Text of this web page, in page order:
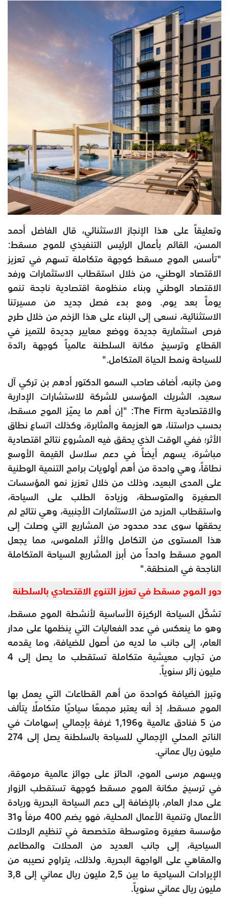
وتعليقاً على هذا الإنجاز الاستثنائي، قال الفاضل أحمد
المسن، القائم بأعمال الرئيس التنفيذي للموج مسقط:
"تأسس الموج مسقط كوجهة متكاملة تسهم في تعزيز
الاقتصاد الوطني، من خلال استقطاب الاستثمارات ورفد
الاقتصاد الوطني وبناء منظومة اقتصادية ناجحة تنمو
يوماً بعد يوم. ومع بدء فصل جديد من مسيرتنا
الاستثنائية، نسعى إلى البناء على هذا الزخم من خلال طرح
فرص استثمارية جديدة ووضع معايير جديدة للتميز في
القطاع وترسيخ مكانة السلطنة عالمياً كوجهة رائدة
للسياحة ونمط الحياة المتكامل."
ومن جانبه، أضاف صاحب السمو الدكتور أدهم بن تركي آل
سعيد، الشريك المؤسس للشركة للاستشارات الإدارية
والاقتصادية The Firm: "إن أهم ما يميّز الموج مسقط،
بحسب دراستنا، هو العزيمة والمثابرة، وكذلك اتساع نطاق
الأثر؛ ففي الوقت الذي يحقق فيه المشروع نتائج اقتصادية
مباشرة، يسهم أيضاً في دعم سلاسل القيمة الأوسع
نطاقاً، وهي واحدة من أهم أولويات برامج التنمية الوطنية
على المدى البعيد، وذلك من خلال تعزيز نمو المؤسسات
الصغيرة والمتوسطة، وزيادة الطلب على السياحة،
واستقطاب المزيد من الاستثمارات الأجنبية، وهي نتائج لم
يحققها سوى عدد محدود من المشاريع التي وصلت إلى
هذا المستوى من التكامل والأثر الملموس، مما يجعل
الموج مسقط واحداً من أبرز المشاريع السياحة المتكاملة
الناجحة في المنطقة."
دور الموج مسقط في تعزيز التنوع الاقتصادي بالسلطنة
تشكّل السياحة الركيزة الأساسية لأنشطة الموج مسقط،
وهو ما ينعكس في عدد الفعاليات التي ينظمها على مدار
العام، إلى جانب ما لديه من أصول للضيافة، وما يقدمه
من تجارب معيشية متكاملة تستقطب ما يصل إلى 4
مليون زائر سنوياً.
وتبرز الضيافة كواحدة من أهم القطاعات التي يعمل بها
الموج مسقط، إذ أنه يعتبر مجمعًا سياحيًا متكاملًا يتألف
من 5 فنادق عالمية و1,196 غرفة بإجمالي إسهامات في
الناتج المحلي الإجمالي للسياحة بالسلطنة يصل إلى 274
مليون ريال عماني.
ويسهم مرسى الموج، الحائز على جوائز عالمية مرموقة،
في ترسيخ مكانة الموج مسقط كوجهة تستقطب الزوار
على مدار العام، بالإضافة إلى دعم السياحة البحرية وريادة
الأعمال وتنمية الأعمال المحلية، فهو يضم 400 مرفأ و31
مؤسسة صغيرة ومتوسطة متخصصة في تنظيم الرحلات
السياحية، إلى جانب العديد من المحلات والمطاعم
والمقاهي على الواجهة البحرية. ولذلك، يتراوح نصيبه من
الإيرادات السياحية ما بين 2,5 مليون ريال عماني إلى 3,8
مليون ريال عماني سنوياً.